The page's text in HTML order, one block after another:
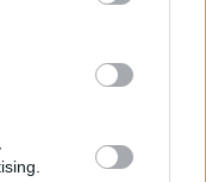
third-party tags to
in below Google